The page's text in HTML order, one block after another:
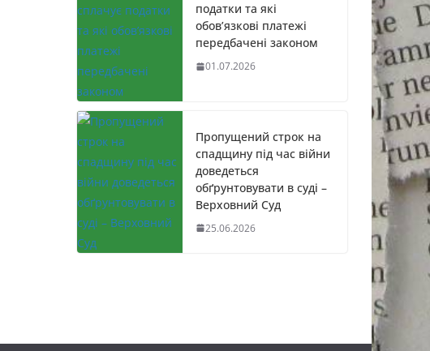
податки та які
обов’язкові платежі
передбачені законом
01.07.2026
Пропущений строк на
спадщину під час війни
доведеться
обґрунтовувати в суді –
Верховний Суд
25.06.2026